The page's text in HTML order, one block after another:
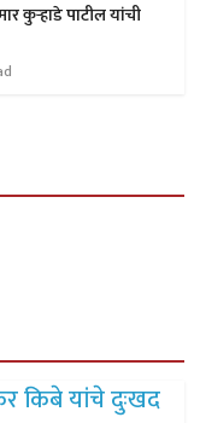
कुऱ्हाडे पाटील यांची